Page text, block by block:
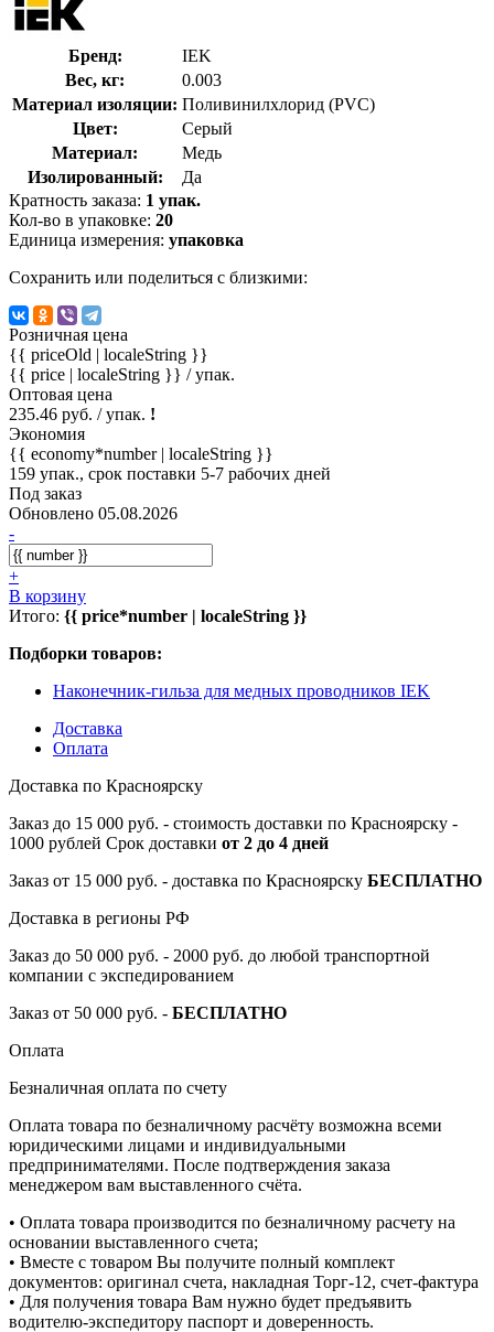
Бренд:
IEK
Вес, кг:
0.003
Материал изоляции: Поливинилхлорид (PVC)
Цвет:
Серый
Материал:
Медь
Изолированный:
Да
Кратность заказа: 1 упак.
Кол-во в упаковке: 20
Единица измерения: упаковка
Сохранить или поделиться с близкими:
Розничная цена
{{ priceOld | localeString }}
{{ price | localeString }} / упак.
Оптовая цена
235.46 руб. / упак. !
Экономия
{{ economy*number | localeString }}
159 упак., срок поставки 5-7 рабочих дней
Под заказ
Обновлено 05.08.2026
-
+
В корзину
Итого: {{ price*number | localeString }}
Подборки товаров:
Наконечник-гильза для медных проводников IEK
Доставка
Оплата
Доставка по Красноярску
Заказ до 15 000 руб. - стоимость доставки по Красноярску -
1000 рублей Срок доставки от 2 до 4 дней
Заказ от 15 000 руб. - доставка по Красноярску БЕСПЛАТНО
Доставка в регионы РФ
Заказ до 50 000 руб. - 2000 руб. до любой транспортной
компании с экспедированием
Заказ от 50 000 руб. - БЕСПЛАТНО
Оплата
Безналичная оплата по счету
Оплата товара по безналичному расчёту возможна всеми
юридическими лицами и индивидуальными
предпринимателями. После подтверждения заказа
менеджером вам выставленного счёта.
• Оплата товара производится по безналичному расчету на
основании выставленного счета;
• Вместе с товаром Вы получите полный комплект
документов: оригинал счета, накладная Торг-12, счет-фактура
• Для получения товара Вам нужно будет предъявить
водителю-экспедитору паспорт и доверенность.